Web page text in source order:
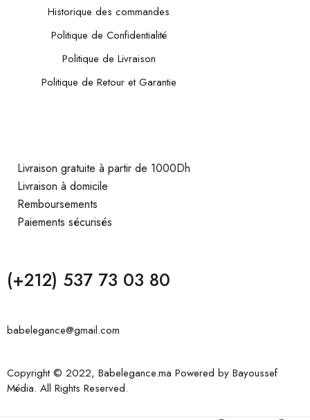
Historique des commandes
Politique de Confidentialité
Politique de Livraison
Politique de Retour et Garantie
Livraison gratuite à partir de 1000Dh
Livraison à domicile
Remboursements
Paiements sécurisés
(+212) 537 73 03 80
babelegance@gmail.com
Copyright © 2022, Babelegance.ma Powered by Bayoussef
Média. All Rights Reserved.